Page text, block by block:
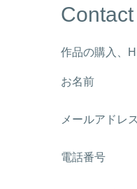
Contact
作品の購入、
お名前
メールアドレス
電話番号